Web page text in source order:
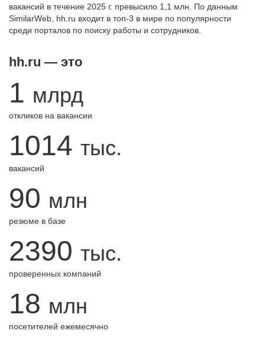
вакансий в течение 2025 г. превысило 1,1 млн. По данным
SimilarWeb, hh.ru входит в топ-3 в мире по популярности
среди порталов по поиску работы и сотрудников.
hh.ru — это
1 млрд
откликов на вакансии
1014 тыс.
вакансий
90 млн
резюме в базе
2390 тыс.
проверенных компаний
18 млн
посетителей ежемесячно